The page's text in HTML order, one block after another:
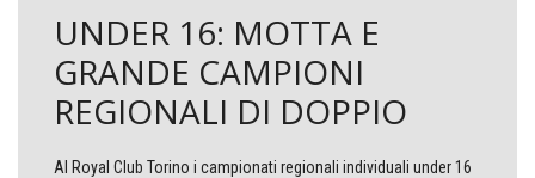
UNDER 16: MOTTA E
GRANDE CAMPIONI
REGIONALI DI DOPPIO
Al Royal Club Torino i campionati regionali individuali under 16